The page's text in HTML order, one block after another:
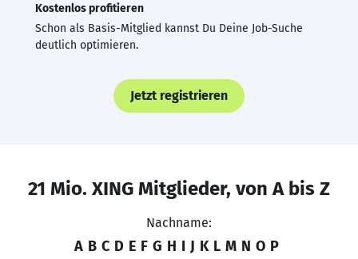
Kostenlos profitieren
Schon als Basis-Mitglied kannst Du Deine Job-Suche
deutlich optimieren.
Jetzt registrieren
21 Mio. XING Mitglieder, von A bis Z
Nachname:
A B C D E F G H I J K L M N O P